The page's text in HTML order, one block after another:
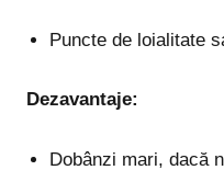
Puncte de loialitate
Dezavantaje:
Dobânzi mari, dacă